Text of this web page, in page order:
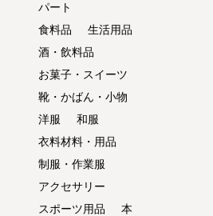
パート
食料品
生活用品
酒・飲料品
お菓子・スイーツ
靴・かばん・小物
洋服
和服
衣料材料・用品
制服・作業服
アクセサリー
スポーツ用品
本